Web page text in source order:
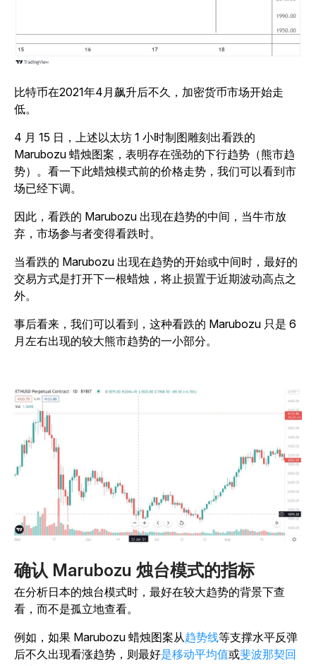
比特币在2021年4月飙升后不久，加密货币市场开始走
低。
4 月 15 日，上述以太坊 1 小时制图雕刻出看跌的
Marubozu 蜡烛图案，表明存在强劲的下行趋势（熊市趋
势）。看一下此蜡烛模式前的价格走势，我们可以看到市
场已经下调。
因此，看跌的 Marubozu 出现在趋势的中间，当牛市放
弃，市场参与者变得看跌时。
当看跌的 Marubozu 出现在趋势的开始或中间时，最好的
交易方式是打开下一根蜡烛，将止损置于近期波动高点之
外。
事后看来，我们可以看到，这种看跌的 Marubozu 只是 6
月左右出现的较大熊市趋势的一小部分。
确认 Marubozu 烛台模式的指标
在分析日本的烛台模式时，最好在较大趋势的背景下查
看，而不是孤立地查看。
例如，如果 Marubozu 蜡烛图案从趋势线等支撑水平反弹
后不久出现看涨趋势，则最好是移动平均值或斐波那契回